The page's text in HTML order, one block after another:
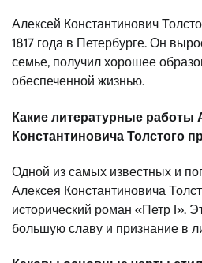
Алексей Константинович
1817 года в Петербурге. Он
семье, получил хорошее
обеспеченной жизнью.
Какие литературные работы
Константиновича Толстого
Одной из самых известных и
Алексея Константиновича
исторический роман «Петр I».
большую славу и признание в